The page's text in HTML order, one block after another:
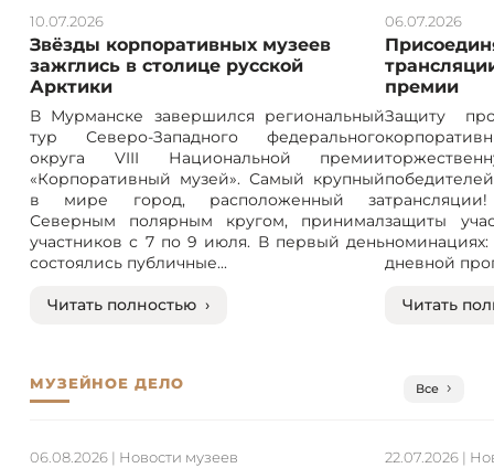
Звёзды корпоративных музеев
зажглись в столице русской
Арктики
10.07.2026
В Мурманске завершился региональный
тур Северо-Западного федерального
округа VIII Национальной премии
«Корпоративный музей». Самый крупный
в мире город, расположенный за
Северным полярным кругом, принимал
участников с 7 по 9 июля. В первый день
состоялись публичные...
Читать полностью ›
премии
06.07.2026
Защиту
защиты
дневной
Читать
МУЗЕЙНОЕ ДЕЛО Все
06.08.2026| Новости музеев 22.07.2026 |